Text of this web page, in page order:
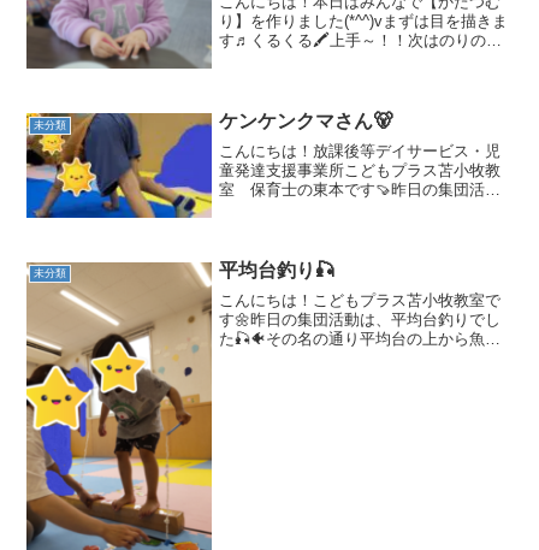
り】を作りました(*^^)vまずは目を描きま
す♬くるくる🖍上手～！！次はのりの登
ました。顔を描いて完...
未分類 ケンケンクマさん🐻
こんにちは！放課後等デイサービス・児
童発達支援事業所こどもプラス苫小牧教
室 保育士の東本です🍠昨日の集団活動
ている為ケンケンでしか歩...
未分類 平均台釣り🎣
こんにちは！こどもプラス苫小牧教室で
す🌼昨日の集団活動は、平均台釣りでし
た🎣🐠その名の通り平均台の上から魚釣